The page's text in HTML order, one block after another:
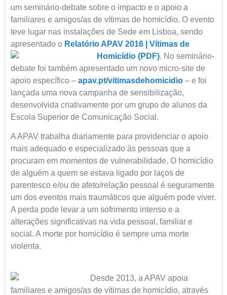
um seminário-debate sobre o impacto e o apoio a
familiares e amigos/as de vítimas de homicídio. O evento
teve lugar nas instalações de Sede em Lisboa, sendo
apresentado o Relatório APAV 2016 | Vítimas de
Homicídio (PDF). No seminário-
debate foi também apresentado um novo micro-site de
apoio específico – apav.pt/vitimasdehomicidio – e foi
lançada uma nova campanha de sensibilização,
desenvolvida criativamente por um grupo de alunos da
Escola Superior de Comunicação Social.
A APAV trabalha diariamente para providenciar o apoio
mais adequado e especializado às pessoas que a
procuram em momentos de vulnerabilidade. O homicídio
de alguém a quem se estava ligado por laços de
parentesco e/ou de afeto/relação pessoal é seguramente
um dos eventos mais traumáticos que alguém pode viver.
A perda pode levar a um sofrimento intenso e a
alterações significativas na vida pessoal, familiar e
social. A morte por homicídio é sempre uma morte
violenta.
Desde 2013, a APAV apoia
familiares e amigos/as de vítimas de homicídio, através